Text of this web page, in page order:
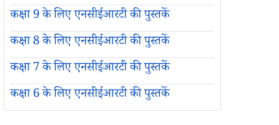
कक्षा 9 के लिए एनसीईआरटी की पुस्तकें
कक्षा 8 के लिए एनसीईआरटी की पुस्तकें
कक्षा 7 के लिए एनसीईआरटी की पुस्तकें
कक्षा 6 के लिए एनसीईआरटी की पुस्तकें